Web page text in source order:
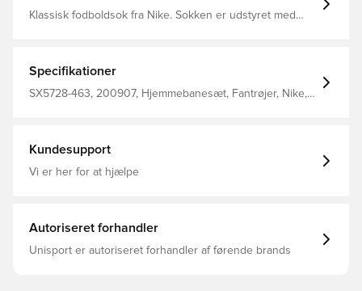
Klassisk fodboldsok fra Nike. Sokken er udstyret med
Specifikationer
SX5728-463, 200907, Hjemmebanesæt, Fantrøjer, Nike,
Kundesupport
Vi er her for at hjælpe
Autoriseret forhandler
Unisport er autoriseret forhandler af førende brands